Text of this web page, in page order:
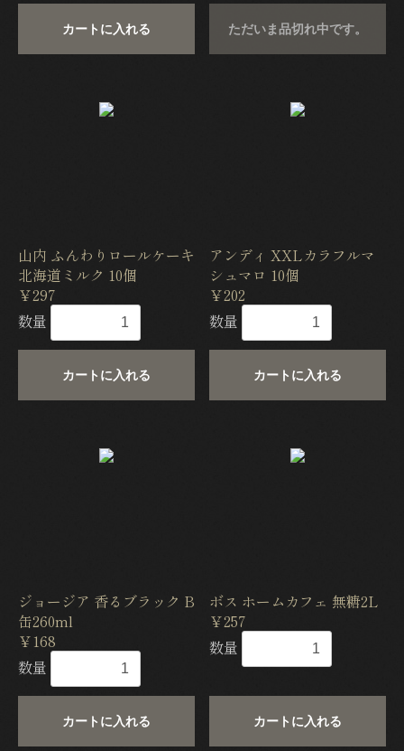
カートに入れる ただいま品切れ中です。
山内 ふんわりロールケーキ
北海道ミルク 10個
￥297
数量
カートに入れる
アンディ XXLカラフルマ
シュマロ 10個
￥202
数量
カートに入れる
ジョージア 香るブラック B
缶260ml
￥168
数量
カートに入れる
ボス ホームカフェ 無糖2L
￥257
数量
カートに入れる